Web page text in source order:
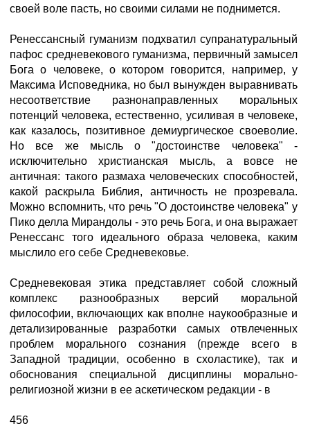
своей воле пасть, но своими силами не поднимется.
Ренессансный гуманизм подхватил супранатуральный
пафос средневекового гуманизма, первичный замысел
Бога о человеке, о котором говорится, например, у
Максима Исповедника, но был вынужден выравнивать
несоответствие разнонаправленных моральных
потенций человека, естественно, усиливая в человеке,
как казалось, позитивное демиургическое своеволие.
Но все же мысль о "достоинстве человека" -
исключительно христианская мысль, а вовсе не
античная: такого размаха человеческих способностей,
какой раскрыла Библия, античность не прозревала.
Можно вспомнить, что речь "О достоинстве человека" у
Пико делла Мирандолы - это речь Бога, и она выражает
Ренессанс того идеального образа человека, каким
мыслило его себе Средневековье.
Средневековая этика представляет собой сложный
комплекс разнообразных версий моральной
философии, включающих как вполне наукообразные и
детализированные разработки самых отвлеченных
проблем морального сознания (прежде всего в
Западной традиции, особенно в схоластике), так и
обоснования специальной дисциплины морально-
религиозной жизни в ее аскетическом редакции - в
456